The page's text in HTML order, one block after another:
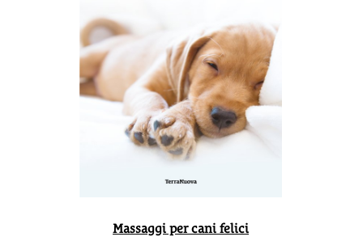
Massaggi per cani felici